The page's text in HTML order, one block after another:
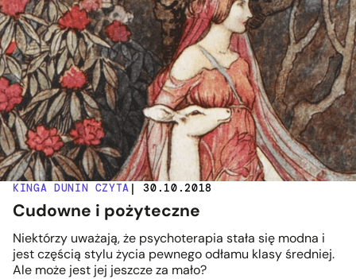
KINGA DUNIN CZYTA | 30.10.2018
Cudowne i pożyteczne
Niektórzy uważają, że psychoterapia stała się modna i
jest częścią stylu życia pewnego odłamu klasy średniej.
Ale może jest jej jeszcze za mało?